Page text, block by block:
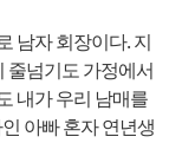
남자 회장이다. 지
줄넘기도 가정에서
내가 우리 남매를
아빠 혼자 연년생